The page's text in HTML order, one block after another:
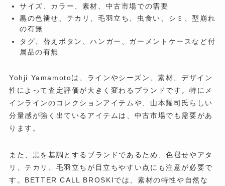
サイズ、カラー、素材、中古市場での需要
黒の色褪せ、テカリ、毛羽立ち、虫食い、シミ、型崩れ
の有無
タグ、替えボタン、ハンガー、ガーメントケースなど付
属品の有無
Yohji Yamamotoは、ラインやシーズン、素材、デザイン
性によって査定評価が大きく変わるブランドです。特にメ
インラインのコレクションアイテムや、山本耀司氏らしい
分量感が強く出ているアイテムは、中古市場でも需要があ
ります。
また、黒を基調とするブランドであるため、色褪せやアタ
リ、テカリ、毛羽立ちが目立ちやすい点にも注意が必要で
す。BETTER CALL BROSKIでは、素材の特性や自然な